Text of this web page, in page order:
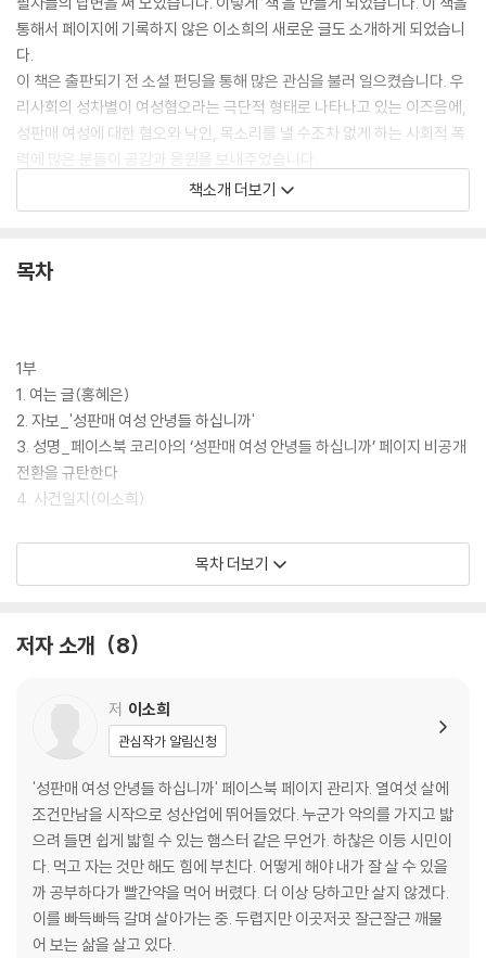
통해서 페이지에 기록하지 않은 이소희의 새로운 글도 소개하게 되었습니
다.
이 책은 출판되기 전 소셜 펀딩을 통해 많은 관심을 불러 일으켰습니다. 우
리사회의 성차별이 여성혐오라는 극단적 형태로 나타나고 있는 이즈음에,
성판매 여성에 대한 혐오와 낙인, 목소리를 낼 수조차 없게 하는 사회적 폭
력에 많은 분들이 공감과 응원을 보내주었습니다.
이 작은 책 한 권을 통해 이소희를 비롯한 공동저자들의 뜨겁고 조용한 열
정을 만나시기를, 그리고 그들이 꿈꾸는 더 나은 세상에 대해 함께 이야기
책소개 더보기
목차
1부
1. 여는 글(홍혜은)
2. 자보_'성판매 여성 안녕들 하십니까'
3. 성명_페이스북 코리아의 ‘성판매 여성 안녕들 하십니까’ 페이지 비공개
전환을 규탄한다
4. 사건일지(이소희)
2부(이소희)
3. 타격받지 않는 구매자
5. 모두가 힘든데도
6. 피해자 코스프레
7. '좋게 좋게' 처신하기
8. 명절에도 출근을 했습니다
9. 자원이 되는 섹슈얼리티는 무엇일까
10. 내가 아닌 내 모습
11. '사이즈'와 '마인드'
12. 이건 비밀인데
13. 내 삶을 불가능하게 하는 조건이 내 삶을 가능하게 할 때
목차 더보기
저자 소개 8
저 이소희
관심작가 알림신청
'성판매 여성 안녕들 하십니까' 페이스북 페이지 관리자. 열여섯 살에
조건만남을 시작으로 성산업에 뛰어들었다. 누군가 악의를 가지고 밟
으려 들면 쉽게 밟힐 수 있는 햄스터 같은 무언가. 하찮은 이등 시민이
다. 먹고 자는 것만 해도 힘에 부친다. 어떻게 해야 내가 잘 살 수 있을
까 공부하다가 빨간약을 먹어 버렸다. 더 이상 당하고만 살지 않겠다.
이를 빠득빠득 갈며 살아가는 중. 두렵지만 이곳저곳 잘근잘근 깨물
어 보는 삶을 살고 있다.